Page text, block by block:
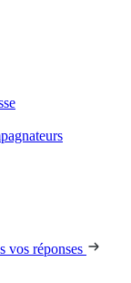
vos réponses